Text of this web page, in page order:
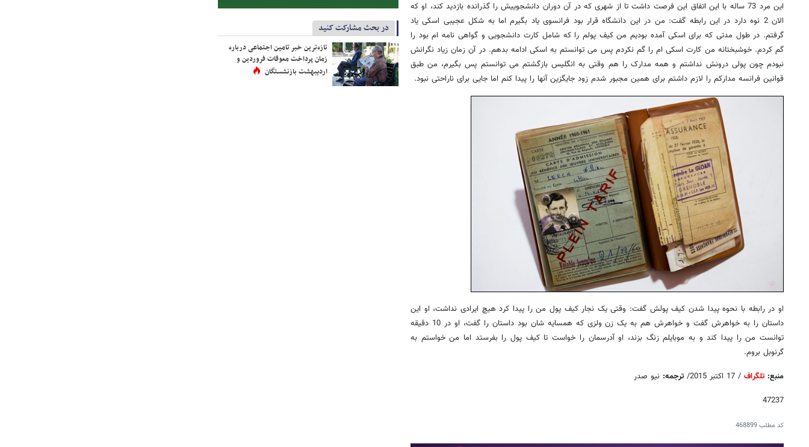
این مرد 73 ساله با این اتفاق این فرصت داشت تا از شهری که در آن دوران دانشجوییش را گذرانده بازدید کند، او که
الان 2 نوه دارد در این رابطه گفت: من در این دانشگاه قرار بود فرانسوی یاد بگیرم اما به شکل عجیبی اسکی یاد
گرفتم. در طول مدتی که برای اسکی آمده بودیم من کیف پولم را که شامل کارت دانشجویی و گواهی نامه ام بود را
گم کردم. خوشبختانه من کارت اسکی ام را گم نکردم پس می توانستم به اسکی ادامه بدهم. در آن زمان زیاد نگرانش
نبودم چون پولی درونش نداشتم و همه مدارک را هم وقتی به انگلیس بازگشتم می توانستم پس بگیرم، من طبق
قوانین فرانسه مدارکم را لازم داشتم برای همین مجبور شدم زود جایگزین آنها را پیدا کنم اما جایی برای ناراحتی نبود.
او در رابطه با نحوه پیدا شدن کیف پولش گفت: وقتی یک نجار کیف پول من را پیدا کرد هیچ ایرادی نداشت، او این
داستان را به خواهرش گفت و خواهرش هم به یک زن ولزی که همسایه شان بود داستان را گفت، او در 10 دقیقه
توانست من را پیدا کند و به موبایلم زنگ بزند، او آدرسمان را خواست تا کیف پول را بفرستد اما من خواستم به
گرنوبل بروم.
منبع: تلگراف / 17 اکتبر 2015/ ترجمه: نیو صدر
47237
کد مطلب468899
در بحث مشارکت کنید
تازه‌ترین خبر تامین اجتماعی درباره
زمان پرداخت معوقات فروردین و
اردیبهشت بازنشستگان